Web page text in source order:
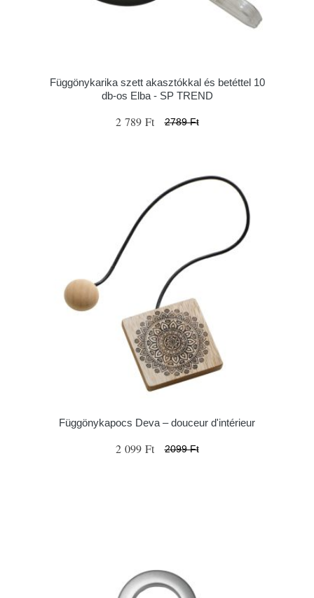
Függönykarika szett akasztókkal és betéttel 10
db-os Elba - SP TREND
2 789 Ft 2789 Ft
Függönykapocs Deva – douceur d'intérieur
2 099 Ft 2099 Ft